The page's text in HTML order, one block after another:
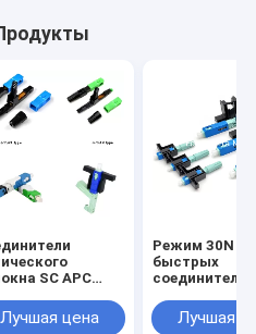
SC APC
0.9mm
3mm
Лучшая цена
Режим 30N
быстрых
соединителей
волокна SC
58MM FTTH
Лучшая